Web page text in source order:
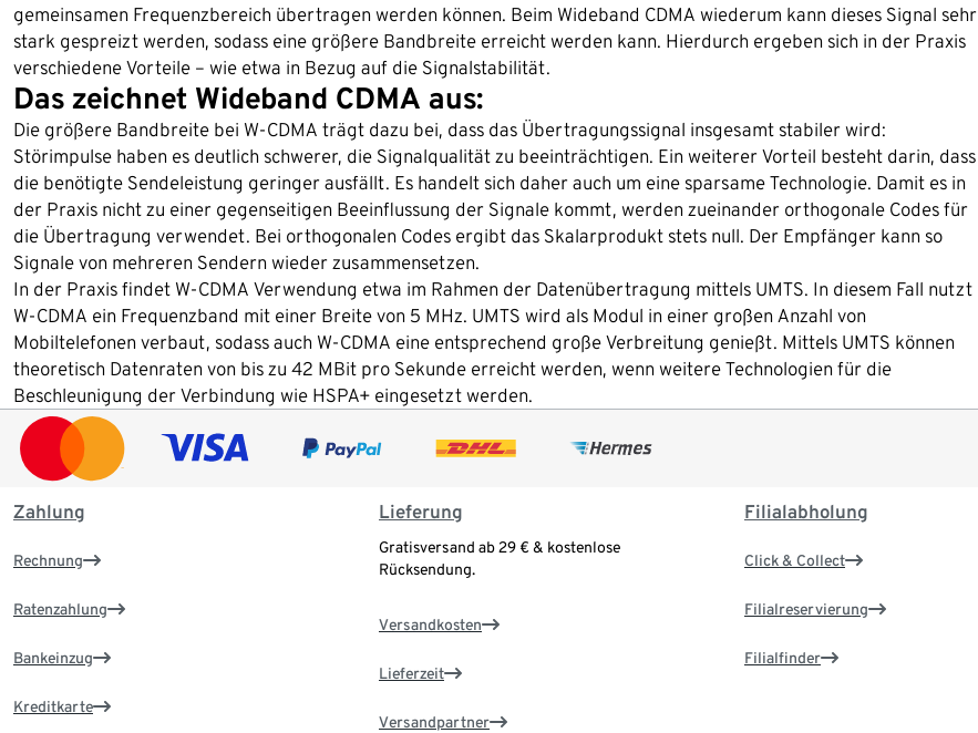
gemeinsamen Frequenzbereich übertragen werden können. Beim Wideband CDMA wiederum kann dieses Signal sehr
stark gespreizt werden, sodass eine größere Bandbreite erreicht werden kann. Hierdurch ergeben sich in der Praxis
verschiedene Vorteile – wie etwa in Bezug auf die Signalstabilität.
Das zeichnet Wideband CDMA aus:
Die größere Bandbreite bei W-CDMA trägt dazu bei, dass das Übertragungssignal insgesamt stabiler wird:
Störimpulse haben es deutlich schwerer, die Signalqualität zu beeinträchtigen. Ein weiterer Vorteil besteht darin, dass
die benötigte Sendeleistung geringer ausfällt. Es handelt sich daher auch um eine sparsame Technologie. Damit es in
der Praxis nicht zu einer gegenseitigen Beeinflussung der Signale kommt, werden zueinander orthogonale Codes für
die Übertragung verwendet. Bei orthogonalen Codes ergibt das Skalarprodukt stets null. Der Empfänger kann so
Signale von mehreren Sendern wieder zusammensetzen.
In der Praxis findet W-CDMA Verwendung etwa im Rahmen der Datenübertragung mittels UMTS. In diesem Fall nutzt
W-CDMA ein Frequenzband mit einer Breite von 5 MHz. UMTS wird als Modul in einer großen Anzahl von
Mobiltelefonen verbaut, sodass auch W-CDMA eine entsprechend große Verbreitung genießt. Mittels UMTS können
theoretisch Datenraten von bis zu 42 MBit pro Sekunde erreicht werden, wenn weitere Technologien für die
Beschleunigung der Verbindung wie HSPA+ eingesetzt werden.
Zahlung
Rechnung
Ratenzahlung
Bankeinzug
Kreditkarte
Lieferung
Gratisversand ab 29 € & kostenlose
Rücksendung.
Versandkosten
Lieferzeit
Versandpartner
Filialabholung
Click & Collect
Filialreservierung
Filialfinder